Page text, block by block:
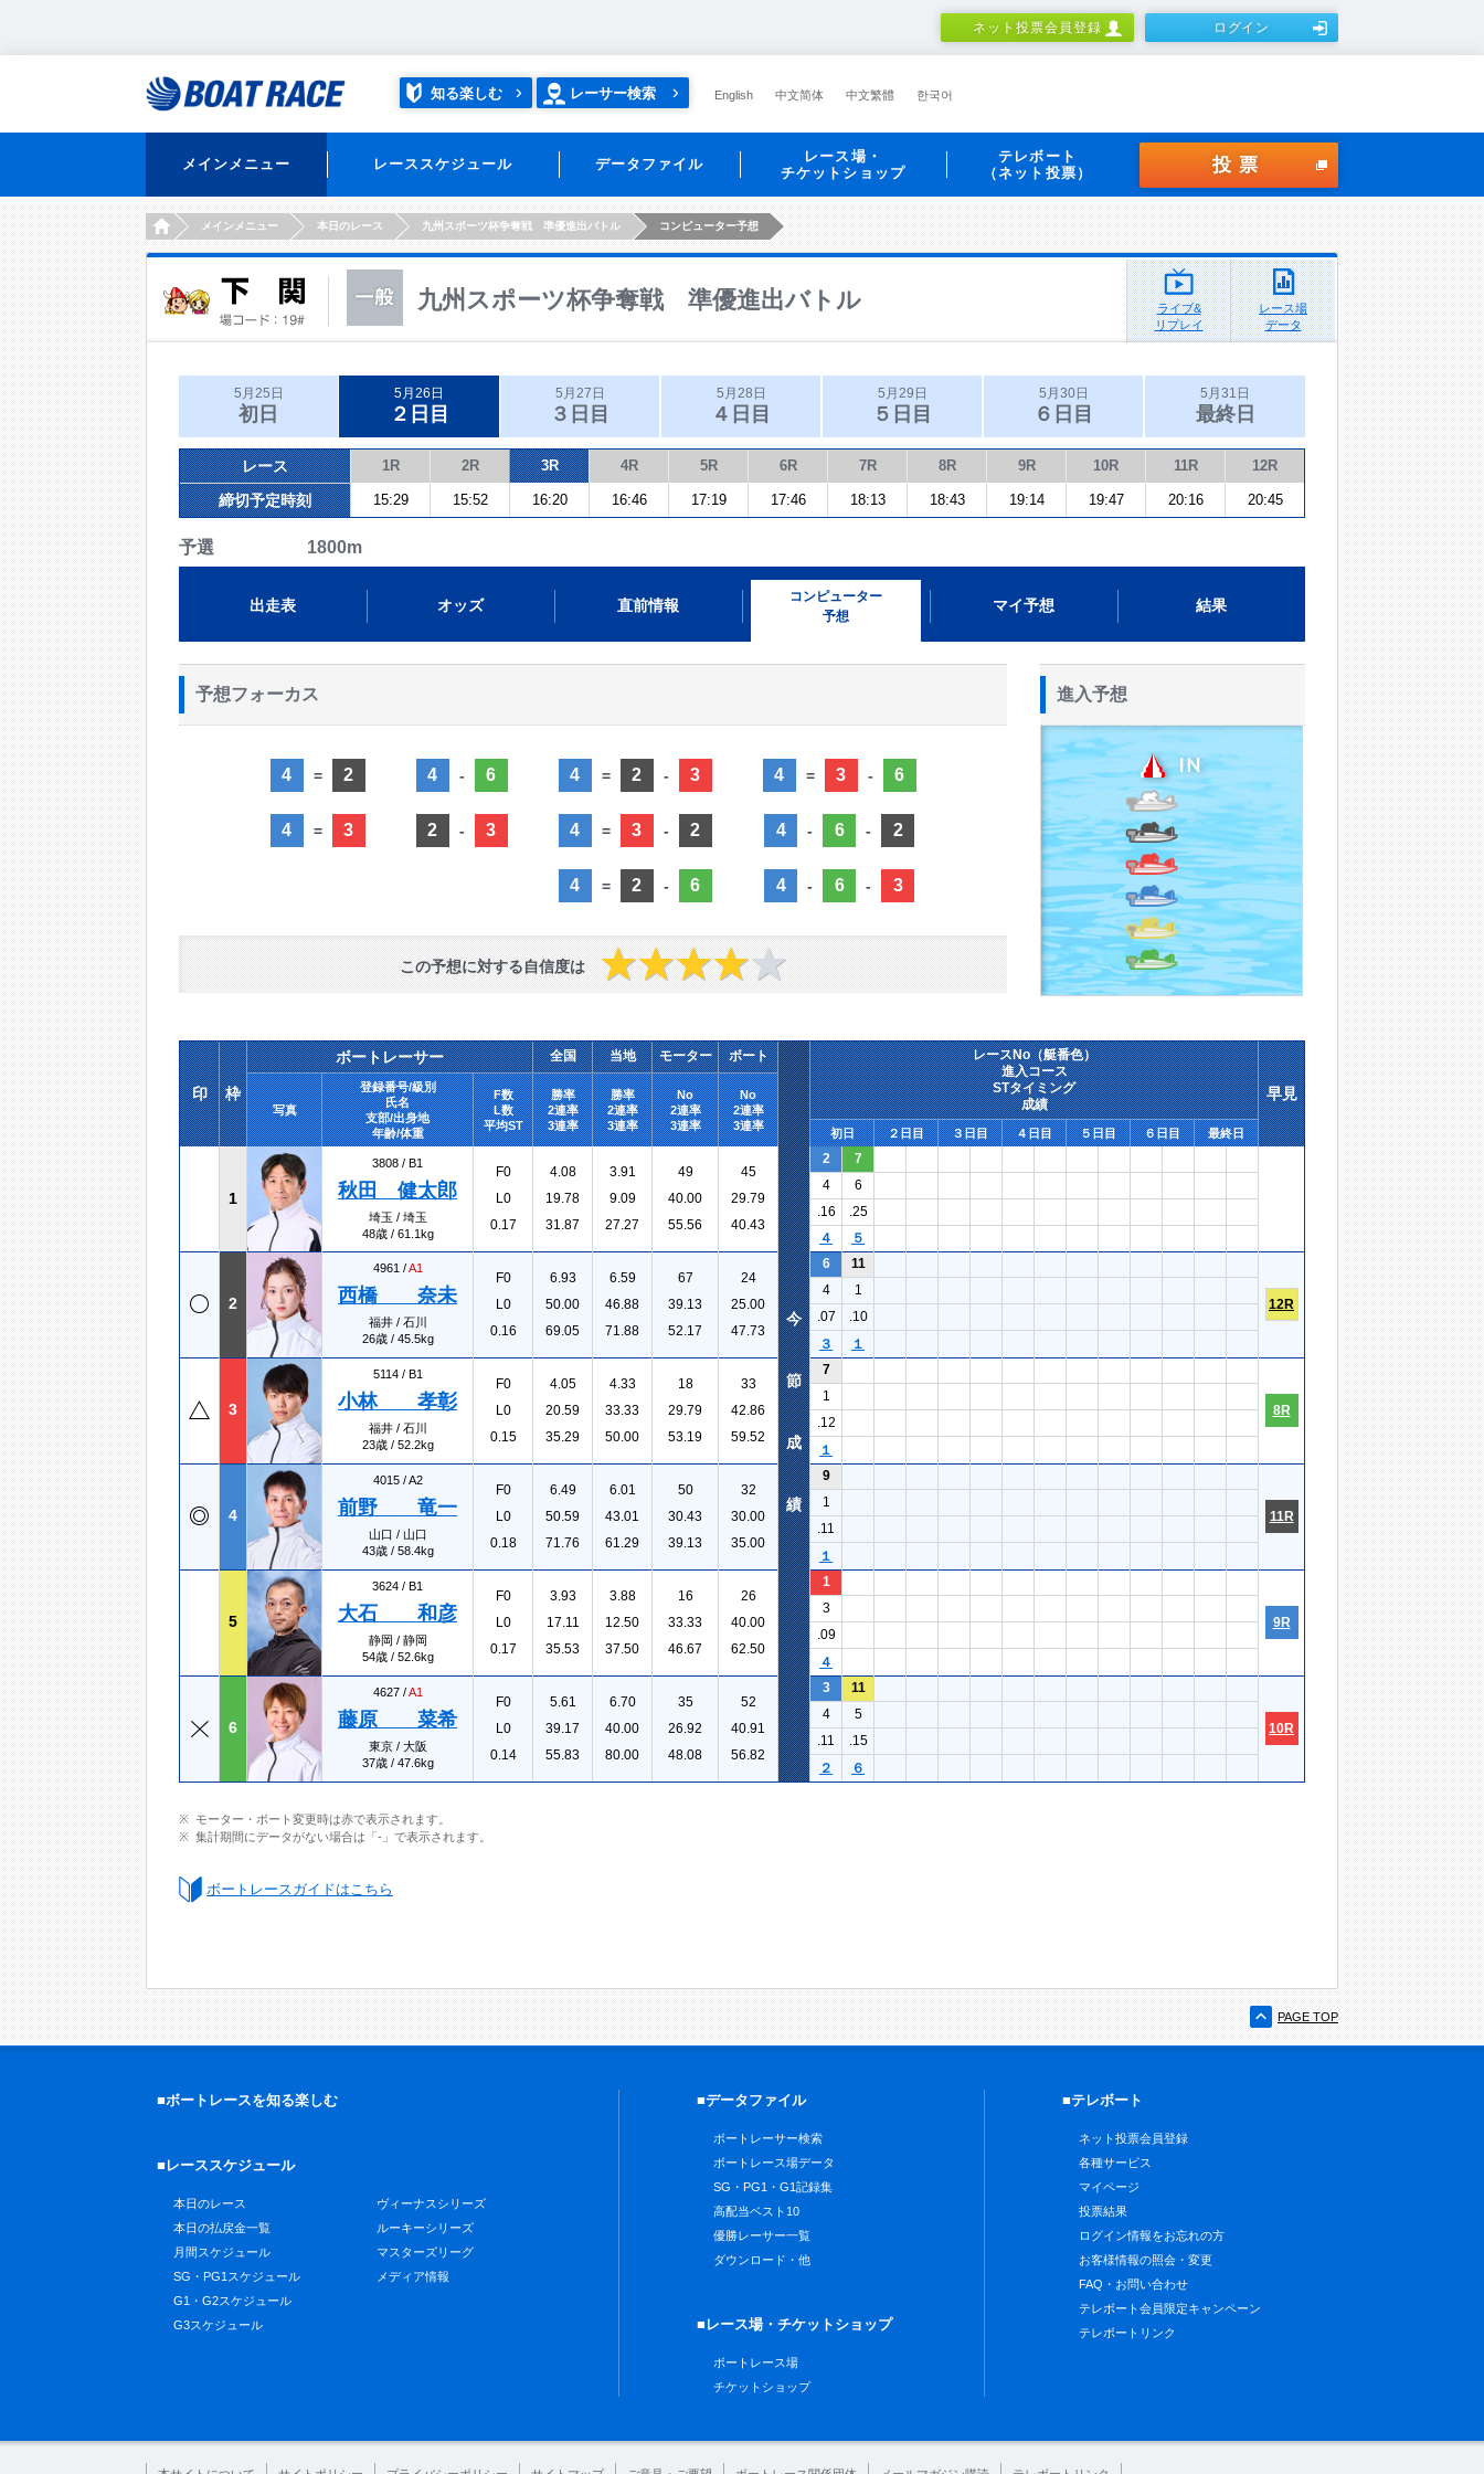
ネット投票会員登録 ログイン
知る楽しむ レーサー検索 English 中文简体 中文繁體 한국어
メインメニュー レーススケジュール データファイル
レース場・
チケットショップ
テレボート
（ネット投票）
投票
HOMEメインメニュー 本日のレース 九州スポーツ杯争奪戦 準優進出バトル コンピューター予想
九州スポーツ杯争奪戦 準優進出バトル
ライブ&
リプレイ
レース場
データ
5月25日
初日
5月26日
２日目
5月27日
３日目
5月28日
４日目
5月29日
５日目
5月30日
６日目
5月31日
最終日
レース 1R 2R 3R 4R 5R 6R 7R 8R 9R 10R 11R 12R
締切予定時刻 15:29 15:52 16:20 16:46 17:19 17:46 18:13 18:43 19:14 19:47 20:16 20:45
予選 1800m
出走表 オッズ 直前情報
コンピューター
予想
マイ予想 結果
予想フォーカス
4 = 2
4 = 3
4 - 6
2 - 3
4 = 2 - 3
4 = 3 - 2
4 = 2 - 6
4 = 3 - 6
4 - 6 - 2
4 - 6 - 3
この予想に対する自信度は
進入予想
印 枠
ボートレーサー 全国 当地 モーター ボート
レースNo（艇番色）
進入コース
STタイミング
成績
早見
写真
登録番号/級別
氏名
支部/出身地
年齢/体重
F数
L数
平均ST
勝率
2連率
3連率
勝率
2連率
3連率
No
2連率
3連率
No
2連率
3連率
初日 ２日目 ３日目 ４日目 ５日目 ６日目 最終日
1
3808 / B1
秋田 健太郎
埼玉 / 埼玉
48歳 / 61.1kg
F0
L0
0.17
4.08
19.78
31.87
3.91
9.09
27.27
49
40.00
55.56
45
29.79
40.43
2
7
4
6
.16
.25
４
５
2
4961 /A1
西橋 奈未
福井 / 石川
26歳 / 45.5kg
F0
L0
0.16
6.93
50.00
69.05
6.59
46.88
71.88
67
39.13
52.17
24
25.00
47.73
6 11
12R
4
1
.07
.10
３
１
3
5114 / B1
小林 孝彰
福井 / 石川
23歳 / 52.2kg
F0
L0
0.15
4.05
20.59
35.29
4.33
33.33
50.00
18
29.79
53.19
33
42.86
59.52
7
8R
1
.12
１
4
4015 /A2
前野 竜一
山口 / 山口
43歳 / 58.4kg
F0
L0
0.18
6.49
50.59
71.76
6.01
43.01
61.29
50
30.43
39.13
32
30.00
35.00
9
11R
1
.11
１
5
3624 / B1
大石 和彦
静岡 / 静岡
54歳 / 52.6kg
F0
L0
0.17
3.93
17.11
35.53
3.88
12.50
37.50
16
33.33
46.67
26
40.00
62.50
1
9R
3
.09
４
6
4627 /A1
藤原 菜希
東京 / 大阪
37歳 / 47.6kg
F0
L0
0.14
5.61
39.17
55.83
6.70
40.00
80.00
35
26.92
48.08
52
40.91
56.82
3 11
10R
4
5
.11
.15
２
６
今
節
成
績
モーター・ボート変更時は赤で表示されます。
集計期間にデータがない場合は「-」で表示されます。
ボートレースガイドはこちら
PAGE TOP
■ボートレースを知る楽しむ
■レーススケジュール
本日のレース
本日の払戻金一覧
月間スケジュール
SG・PG1スケジュール
G1・G2スケジュール
G3スケジュール
ヴィーナスシリーズ
ルーキーシリーズ
マスターズリーグ
メディア情報
■データファイル
ボートレーサー検索
ボートレース場データ
SG・PG1・G1記録集
高配当ベスト10
優勝レーサー一覧
ダウンロード・他
■レース場・チケットショップ
ボートレース場
チケットショップ
■テレボート
ネット投票会員登録
各種サービス
マイページ
投票結果
ログイン情報をお忘れの方
お客様情報の照会・変更
FAQ・お問い合わせ
テレボート会員限定キャンペーン
テレボートリンク